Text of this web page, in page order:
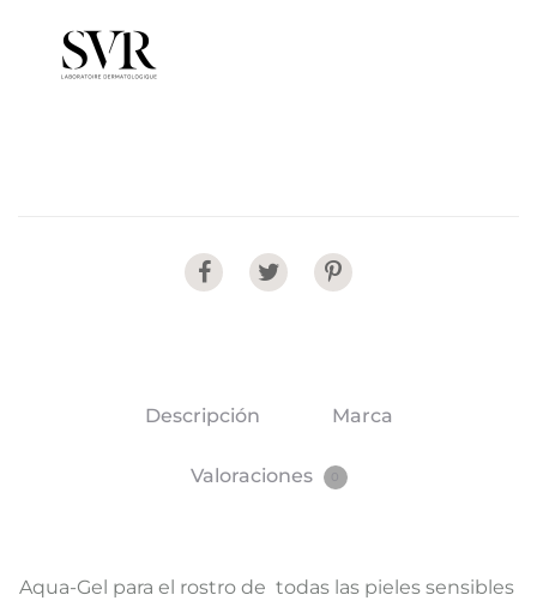
Share
Descripción Marca
Valoraciones
Aqua-Gel para el rostro de todas las pieles sensibles